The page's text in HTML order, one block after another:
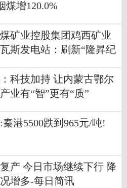
煤增120.0%
矿业控股集团鸡西矿业
斯发电站：刷新“隆昇纪
科技加持 让内蒙古鄂尔
业有“智”更有“质”
港5500跌到965元/吨!
产 今日市场继续下行 降
增多-每日简讯